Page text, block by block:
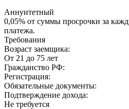
Аннуитетный
0,05% от суммы просрочки за
платежа.
Требования
Возраст заемщика:
От 21 до 75 лет
Гражданство РФ:
Регистрация:
Обязательные документы:
Подтверждение дохода:
Не требуется